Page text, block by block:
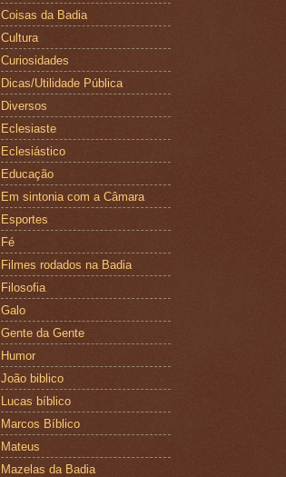
Coisas da Badia
Cultura
Curiosidades
Dicas/Utilidade Pública
Diversos
Eclesiaste
Eclesiástico
Educação
Em sintonia com a Câmara
Esportes
Fé
Filmes rodados na Badia
Filosofia
Galo
Gente da Gente
Humor
João biblico
Lucas bíblico
Marcos Bíblico
Mateus
Mazelas da Badia